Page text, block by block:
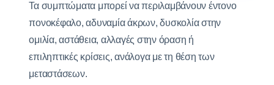
Τα συμπτώματα μπορεί να περιλαμβάνουν έντονο
πονοκέφαλο, αδυναμία άκρων, δυσκολία στην
ομιλία, αστάθεια, αλλαγές στην όραση ή
επιληπτικές κρίσεις, ανάλογα με τη θέση των
μεταστάσεων.